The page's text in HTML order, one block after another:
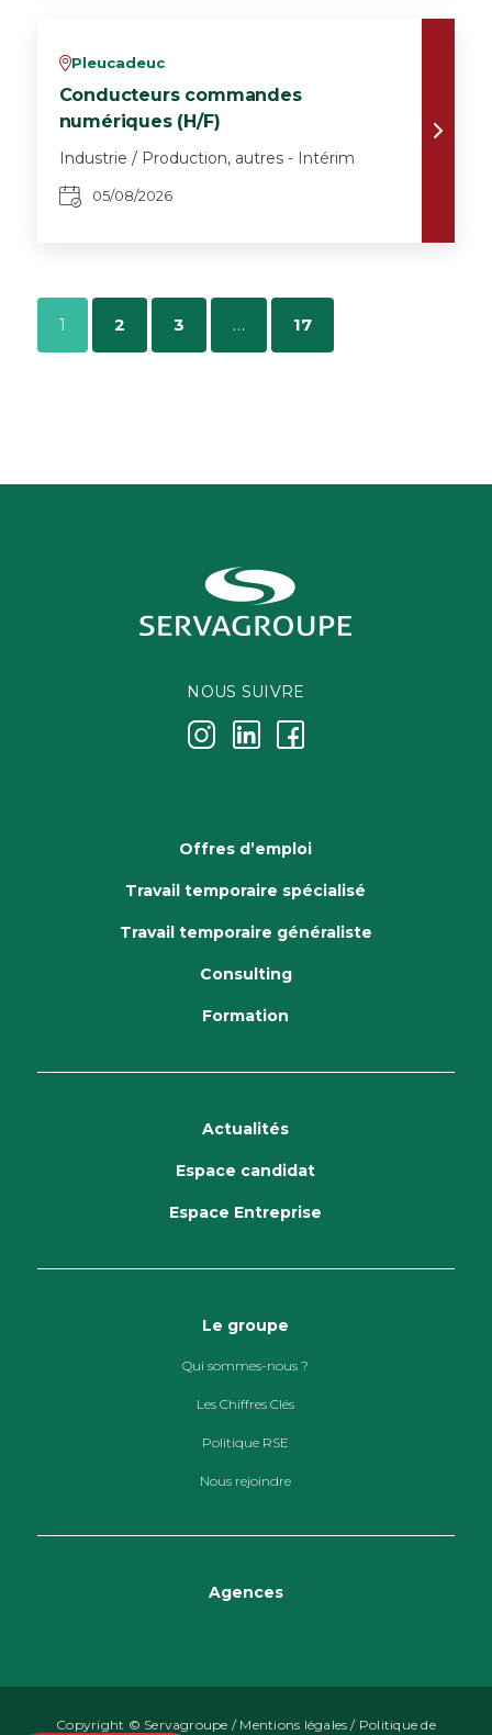
vPleucadeuc
Conducteurs commandes
numériques (H/F)
Industrie / Production, autres - Intérim
05/08/2026
1 2 3 … 17
NOUS SUIVRE
j k i
Offres d’emploi
Travail temporaire spécialisé
Travail temporaire généraliste
Consulting
Formation
Actualités
Espace candidat
Espace Entreprise
Le groupe
Qui sommes-nous ?
Les Chiffres Clés
Politique RSE
Nous rejoindre
Agences
Copyright © Servagroupe / Mentions légales / Politique de